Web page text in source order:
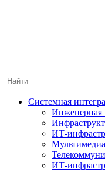
Системная
Инженерная
ИТ-
ИТ-